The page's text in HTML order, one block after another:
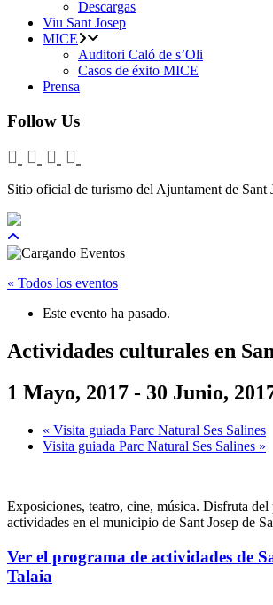
Descargas
Viu Sant Josep
MICE
Auditori Caló de s’Oli
Casos de éxito MICE
Prensa
Follow Us
Sitio oficial de turismo del Ajuntament de Sant
« Todos los eventos
Este evento ha pasado.
Actividades culturales en
1 Mayo, 2017 - 30 Junio,
« Visita guiada Parc Natural Ses Salines
Visita guiada Parc Natural Ses Salines »
Exposiciones, teatro, cine, música. Disfruta del
actividades en el municipio de Sant Josep de
Ver el programa de actividades de
Talaia